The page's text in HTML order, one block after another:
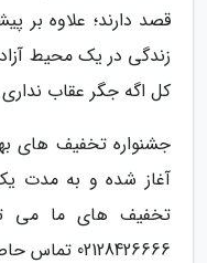
قصد دارند؛ علاوه بر
زندگی در یک محیط
کل اگه جگر عقاب نداری
آغاز شده و به مدت یک
تخفیف های ما می
02128426666 تماس حاصل فرمایید.